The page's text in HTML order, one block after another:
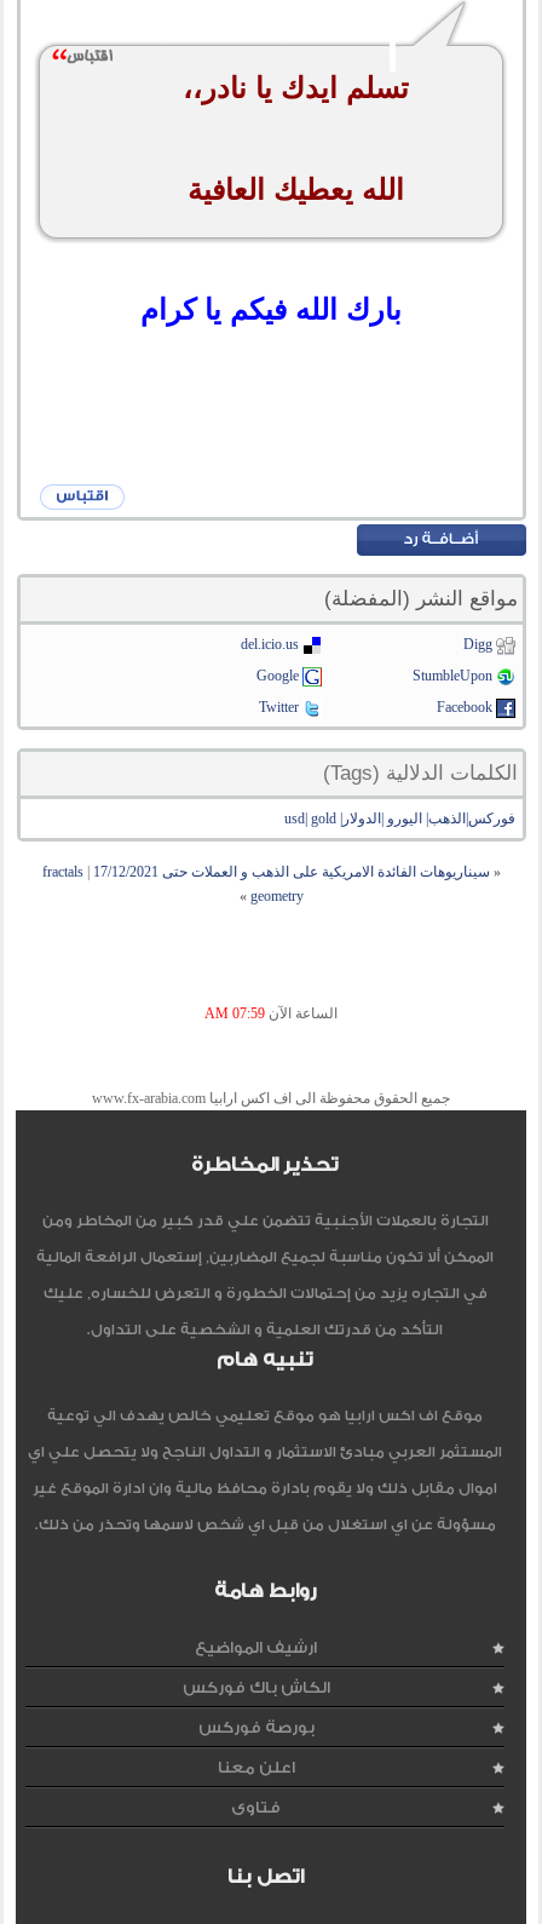
تسلم ايدك يا نادر،،
الله يعطيك العافية
بارك الله فيكم يا كرام
مواقع النشر (المفضلة)
Digg
del.icio.us
StumbleUpon
Google
Facebook
Twitter
الكلمات الدلالية (Tags)
فوركس|الذهب| اليورو |الدولار| usd| gold
« سيناريوهات الفائدة الامريكية على الذهب و العملات حتى 17/12/2021 |
fractals
geometry
»
الساعة الآن 07:59 AM
جميع الحقوق محفوظة الى اف اكس ارابيا www.fx-arabia.com
تحذير المخاطرة
التجارة بالعملات الأجنبية تتضمن علي قدر كبير من المخاطر ومن
الممكن ألا تكون مناسبة لجميع المضاربين, إستعمال الرافعة المالية
في التجاره يزيد من إحتمالات الخطورة و التعرض للخساره, عليك
التأكد من قدرتك العلمية و الشخصية على التداول.
تنبيه هام
موقع اف اكس ارابيا هو موقع تعليمي خالص يهدف الي توعية
المستثمر العربي مبادئ الاستثمار و التداول الناجح ولا يتحصل علي اي
اموال مقابل ذلك ولا يقوم بادارة محافظ مالية وان ادارة الموقع غير
مسؤولة عن اي استغلال من قبل اي شخص لاسمها وتحذر من ذلك.
روابط هامة
ارشيف المواضيع
الكاش باك فوركس
بورصة فوركس
اعلن معنا
فتاوى
اتصل بنا